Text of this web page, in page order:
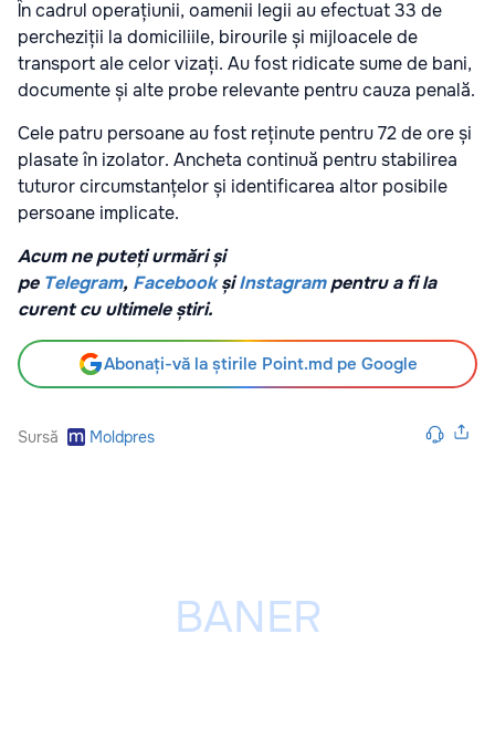
În cadrul operațiunii, oamenii legii au efectuat 33 de
percheziții la domiciliile, birourile și mijloacele de
transport ale celor vizați. Au fost ridicate sume de bani,
documente și alte probe relevante pentru cauza penală.
Cele patru persoane au fost reținute pentru 72 de ore și
plasate în izolator. Ancheta continuă pentru stabilirea
tuturor circumstanțelor și identificarea altor posibile
persoane implicate.
Acum ne puteți urmări și
pe Telegram, Facebook șiInstagrampentru a fi la
curent cu ultimele știri.
Abonați-vă la știrile Point.md pe Google
Sursă Moldpres